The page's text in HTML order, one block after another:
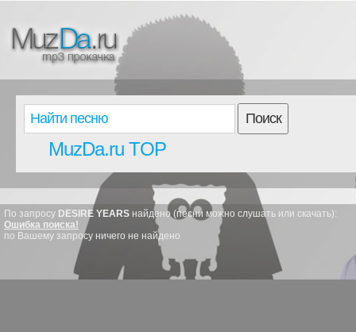
Поиск
MuzDa.ru TOP
По запросу DESIRE YEARS найдено (песни можно слушать или скачать):
Ошибка поиска!
по Вашему запросу ничего не найдено